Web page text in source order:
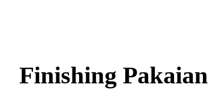
Finishing Pakaian